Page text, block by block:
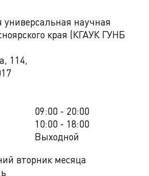
универсальная научная
края (КГАУК ГУНБ
114,
09:00 - 20:00
10:00 - 18:00
Выходной
вторник месяца